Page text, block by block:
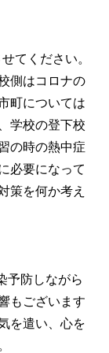
てください。
側はコロナの
町については
学校の登下校
の時の熱中症
必要になって
策を何か考え
予防しながら
もございます
を遣い、心を